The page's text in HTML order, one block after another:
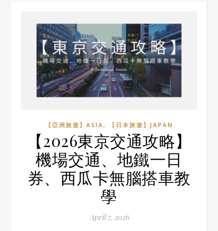
【亞洲旅遊】ASIA, 【日本旅遊】JAPAN
【2026東京交通攻略】
機場交通、地鐵一日
券、西瓜卡無腦搭車教
學
April 7, 2026